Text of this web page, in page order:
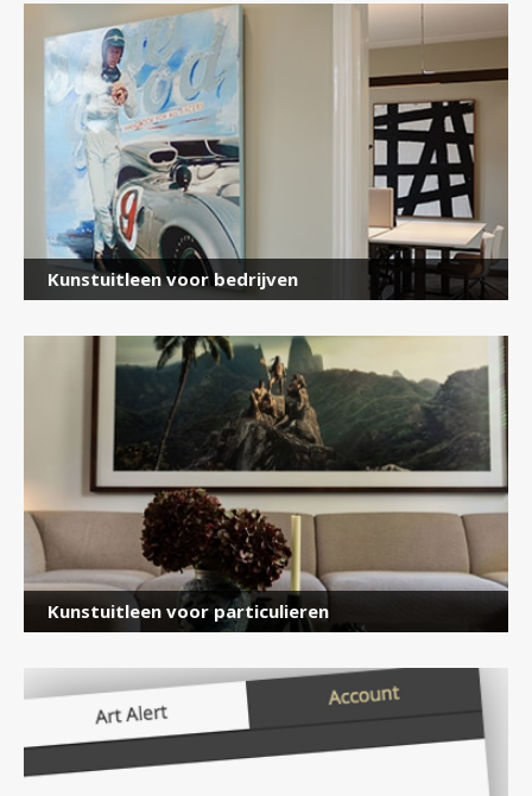
Kunstuitleen voor bedrijven
Kunstuitleen voor particulieren